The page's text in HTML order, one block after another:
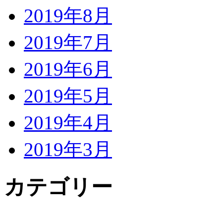
2019年8月
2019年7月
2019年6月
2019年5月
2019年4月
2019年3月
カテゴリー